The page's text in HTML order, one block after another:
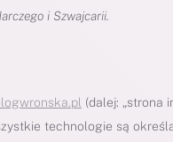
i Szwajcarii.
(dalej: „strona
technologie są